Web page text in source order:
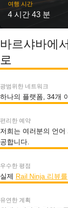
여행 시간
4 시간 43 분
바르샤바에
로
광범위한 네트워크
하나의 플랫폼, 34개
편리한 예약
저희는 여러분의 언
공합니다.
우수한 평점
실제 Rail Ninja 리뷰를
유연한 계획